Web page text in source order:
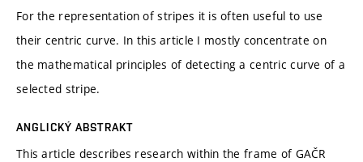
For the representation of stripes it is often useful to use
their centric curve. In this article I mostly concentrate on
the mathematical principles of detecting a centric curve of a
selected stripe.
ANGLICKÝ ABSTRAKT
This article describes research within the frame of GAČR